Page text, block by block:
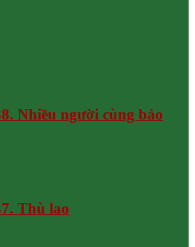
Nhiều người cùng bảo
Thù lao